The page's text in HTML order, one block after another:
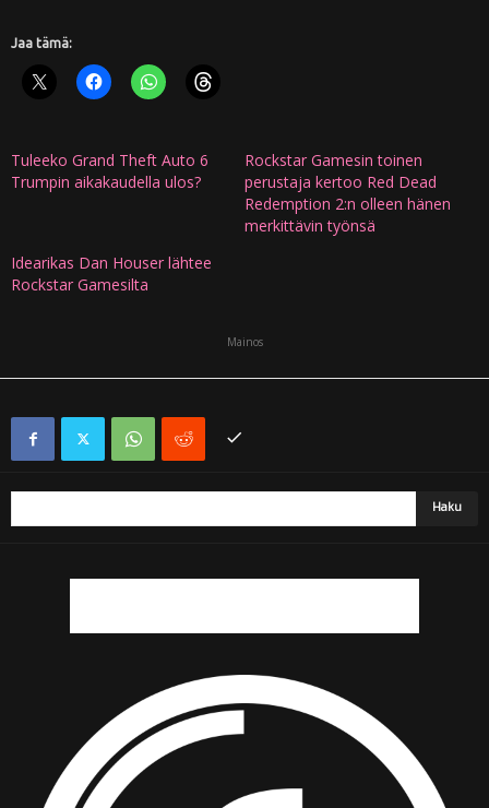
Jaa tämä:
Tuleeko Grand Theft Auto 6
Trumpin aikakaudella ulos?
Rockstar Gamesin toinen
perustaja kertoo Red Dead
Redemption 2:n olleen hänen
merkittävin työnsä
Idearikas Dan Houser lähtee
Rockstar Gamesilta
Mainos